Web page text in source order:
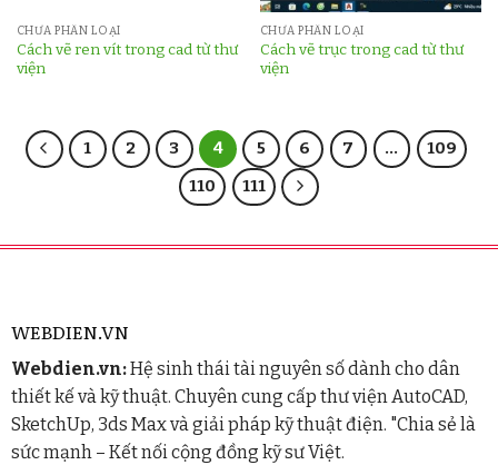
CHƯA PHÂN LOẠI
Cách vẽ ren vít trong cad từ thư
viện
CHƯA PHÂN LOẠI
Cách vẽ trục trong cad từ thư
viện
1 2 3 4 5 6 7 …
109
110
111
WEBDIEN.VN
Webdien.vn:Hệ sinh thái tài nguyên số dành cho dân
thiết kế và kỹ thuật. Chuyên cung cấp thư viện AutoCAD,
SketchUp, 3ds Max và giải pháp kỹ thuật điện. "Chia sẻ là
sức mạnh – Kết nối cộng đồng kỹ sư Việt.